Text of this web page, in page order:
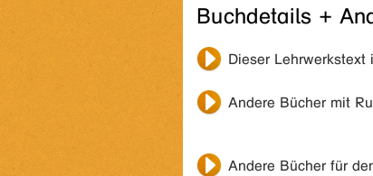
Buchdetails +
Dieser Lehrwerkstext
Andere Bücher mit
Andere Bücher für